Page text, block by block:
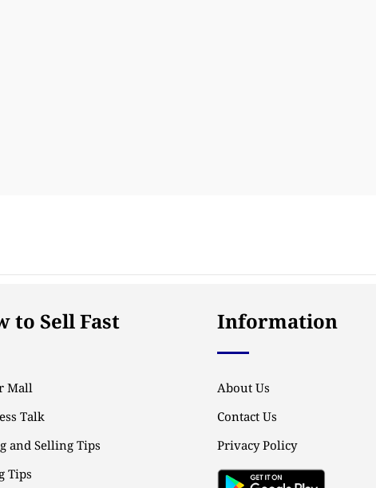
to Sell Fast
Mall
Talk
and Selling Tips
Tips
Information
About Us
Contact Us
Privacy Policy